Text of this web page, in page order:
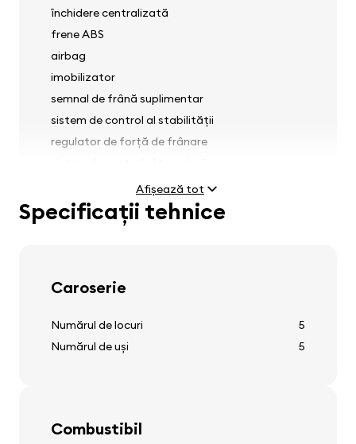
închidere centralizată
frene ABS
airbag
imobilizator
semnal de frână suplimentar
sistem de control al stabilității
regulator de forță de frânare
strângători pentru centurile de siguranță pe
scaunele din față
Faruri
faruri antineblină
reglaj faruri
Afișează tot
Specificații tehnice
Caroserie
Numărul de locuri
5
Numărul de uși
5
Combustibil